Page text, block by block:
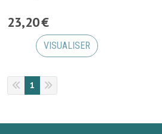
23,20€
VISUALISER
1